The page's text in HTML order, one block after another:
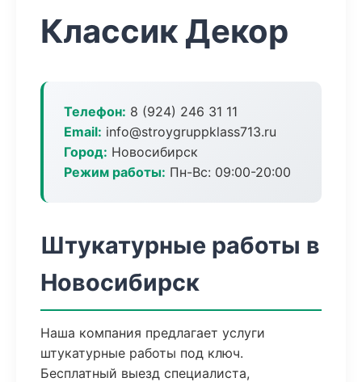
Классик Декор
Телефон: 8 (924) 246 31 11
Email: info@stroygruppklass713.ru
Город: Новосибирск
Режим работы: Пн-Вс: 09:00-20:00
Штукатурные работы в
Новосибирск
Наша компания предлагает услуги
штукатурные работы под ключ.
Бесплатный выезд специалиста,